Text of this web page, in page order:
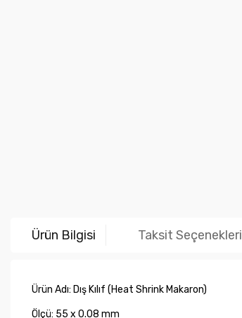
Ürün Bilgisi Taksit Seçenekleri
Ürün Adı: Dış Kılıf (Heat Shrink Makaron)
Ölçü: 55 x 0.08 mm